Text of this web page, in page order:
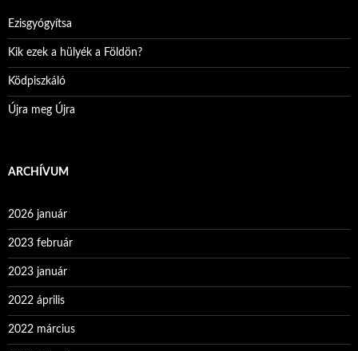
Ezisgyógyítsa
Kik ezek a hülyék a Földön?
Ködpiszkáló
Újra meg Újra
ARCHÍVUM
2026 január
2023 február
2023 január
2022 április
2022 március